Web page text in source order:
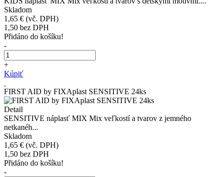
Skladom
1,65 € (vč. DPH)
1,50 bez DPH
Přidáno do košíku!
-
+
Kúpiť
FIRST AID by FIXAplast SENSITIVE 24ks
Detail
SENSITIVE náplasť MIX Mix veľkostí a tvarov z jemného
netkanéh...
Skladom
1,65 € (vč. DPH)
1,50 bez DPH
Přidáno do košíku!
-